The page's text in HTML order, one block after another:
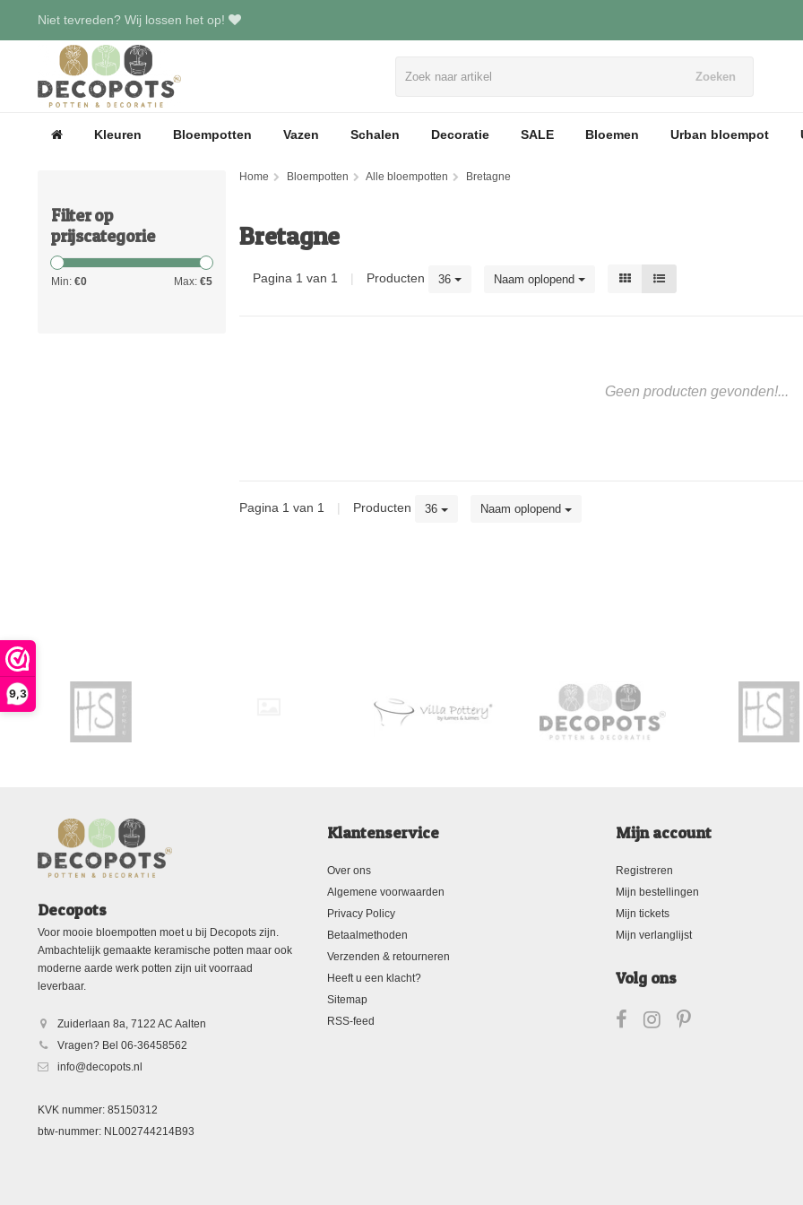
9,3
Niet tevreden? Wij lossen het op!
Zoeken
Kleuren Bloempotten Vazen Schalen Decoratie SALE Bloemen Urban bloempot
Filter op
prijscategorie
Min: €0 Max: €5
Home Bloempotten Alle bloempotten Bretagne
Bretagne
Pagina 1 van 1 | Producten 36 Naam oplopend
Geen producten gevonden!...
Pagina 1 van 1 | Producten 36 Naam oplopend
Decopots
Voor mooie bloempotten moet u bij Decopots zijn.
Ambachtelijk gemaakte keramische potten maar ook
moderne aarde werk potten zijn uit voorraad
leverbaar.
Zuiderlaan 8a, 7122 AC Aalten
Vragen? Bel 06-36458562
info@decopots.nl
KVK nummer: 85150312
btw-nummer: NL002744214B93
Klantenservice
Over ons
Algemene voorwaarden
Privacy Policy
Betaalmethoden
Verzenden & retourneren
Heeft u een klacht?
Sitemap
RSS-feed
Mijn account
Registreren
Mijn bestellingen
Mijn tickets
Mijn verlanglijst
Volg ons